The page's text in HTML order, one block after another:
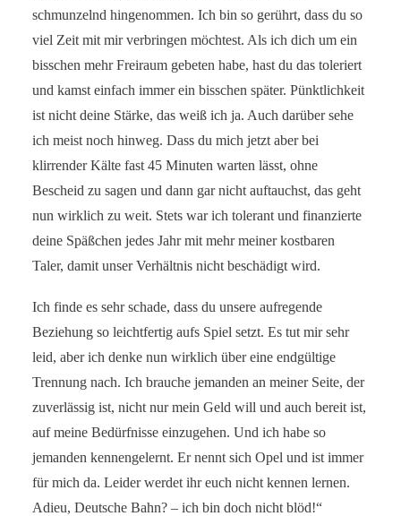
schmunzelnd hingenommen. Ich bin so gerührt, dass du so
viel Zeit mit mir verbringen möchtest. Als ich dich um ein
bisschen mehr Freiraum gebeten habe, hast du das toleriert
und kamst einfach immer ein bisschen später. Pünktlichkeit
ist nicht deine Stärke, das weiß ich ja. Auch darüber sehe
ich meist noch hinweg. Dass du mich jetzt aber bei
klirrender Kälte fast 45 Minuten warten lässt, ohne
Bescheid zu sagen und dann gar nicht auftauchst, das geht
nun wirklich zu weit. Stets war ich tolerant und finanzierte
deine Späßchen jedes Jahr mit mehr meiner kostbaren
Taler, damit unser Verhältnis nicht beschädigt wird.
Ich finde es sehr schade, dass du unsere aufregende
Beziehung so leichtfertig aufs Spiel setzt. Es tut mir sehr
leid, aber ich denke nun wirklich über eine endgültige
Trennung nach. Ich brauche jemanden an meiner Seite, der
zuverlässig ist, nicht nur mein Geld will und auch bereit ist,
auf meine Bedürfnisse einzugehen. Und ich habe so
jemanden kennengelernt. Er nennt sich Opel und ist immer
für mich da. Leider werdet ihr euch nicht kennen lernen.
Adieu, Deutsche Bahn? – ich bin doch nicht blöd!“